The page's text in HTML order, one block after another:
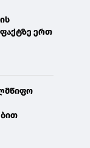
ერთ